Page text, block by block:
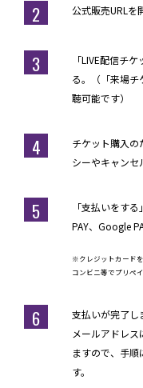
2 公式販売URLを
3
「LIVE配信チ
る。（「来場チ
聴可能です）
4
チケット購入の
シーやキャンセ
5
「支払いをす
PAY、Google
※クレジットカード
コンビニ等でプリペ
6
支払いが完了し
メールアドレ
ますので、手
す。